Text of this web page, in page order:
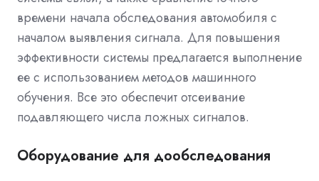
времени начала обследования автомобиля с
началом выявления сигнала. Для повышения
эффективности системы предлагается выполнение
ее с использованием методов машинного
обучения. Все это обеспечит отсеивание
подавляющего числа ложных сигналов.
Оборудование для дообследования